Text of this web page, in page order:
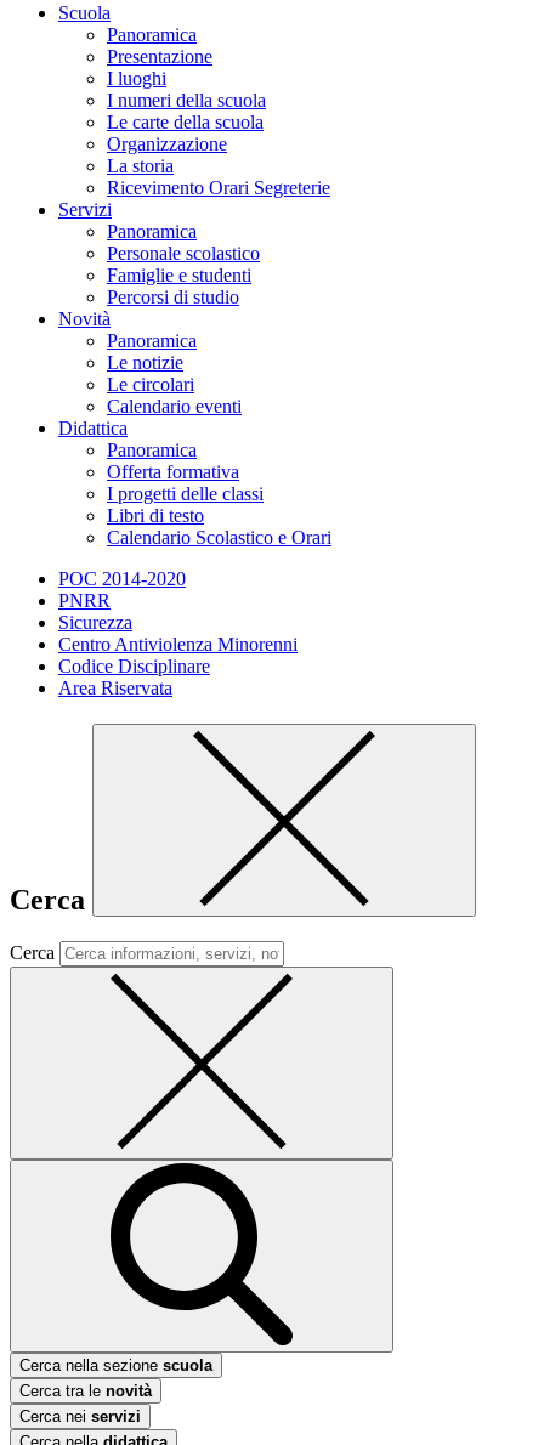
Scuola
Panoramica
Presentazione
I luoghi
I numeri della scuola
Le carte della scuola
Organizzazione
La storia
Ricevimento Orari Segreterie
Servizi
Panoramica
Personale scolastico
Famiglie e studenti
Percorsi di studio
Novità
Panoramica
Le notizie
Le circolari
Calendario eventi
Didattica
Panoramica
Offerta formativa
I progetti delle classi
Libri di testo
Calendario Scolastico e Orari
POC 2014-2020
PNRR
Sicurezza
Centro Antiviolenza Minorenni
Codice Disciplinare
Area Riservata
Cerca
Cerca
Cerca nella sezione scuola
Cerca tra le novità
Cerca nei servizi